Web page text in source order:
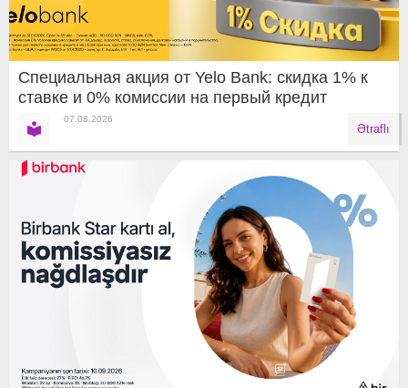
Специальная акция от Yelo Bank: скидка 1% к
ставке и 0% комиссии на первый кредит
07.08.2026
Ətraflı